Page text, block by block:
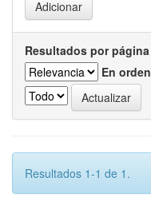
Resultados por página
En orden
Resultados 1-1 de 1.